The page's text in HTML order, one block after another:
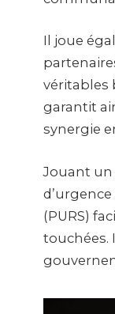
Il joue
véritables
garantit
synergie
Jouant un
(PURS)
touchées.